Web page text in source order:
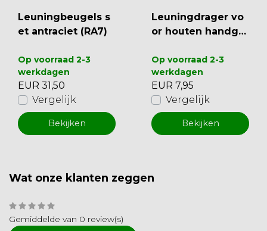
Leuningbeugels s
et antraciet (RA7)
Op voorraad 2-3
werkdagen
EUR 31,50
Vergelijk
Bekijken
Leuningdrager vo
or houten handgre
Op voorraad 2-3
werkdagen
EUR 7,95
Vergelijk
Bekijken
Wat onze klanten zeggen
Gemiddelde van 0 review(s)